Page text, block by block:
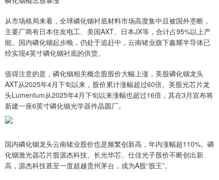
从市场格局来看，全球磷化铟衬底材料市场高度集中且被国外垄断，
主要厂商有日本住友电工、美国AXT、日本JX等，合计占95%以上产
能。国内磷化铟起步晚，仍处于追赶中，云南锗业旗下鑫耀半导体已
经实现4英寸磷化铟衬底的供货。
值得注意的是，磷化铟相关概念股股价大幅上涨，美股磷化铟龙头
AXT从2025年4月下旬以来，股价累计涨幅超过60倍。美股光芯片龙
头Lumentum从2025年4月下旬以来涨幅也超过16倍，其在3月宣布将
新建一座6英寸磷化铟光学器件晶圆厂。
国内磷化铟龙头云南锗业股价也是频繁创新高，年内涨幅超110%。磷
化铟激光器芯片股源杰科技、长光华芯、仕佳光子股价不断创出新
高，源杰科技甚至一度超越贵州茅台，成为A股“股王”。